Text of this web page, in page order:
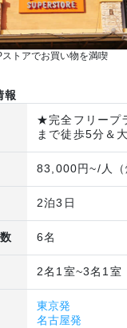
ストアでお買い物を満喫
報
★完全フリープ
まで徒歩5分＆
83,000円~/人（
2泊3日
6名
2名1室~3名1室
東京発
名古屋発